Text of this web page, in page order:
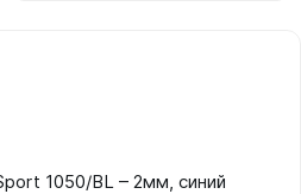
1050/BL – 2мм, синий